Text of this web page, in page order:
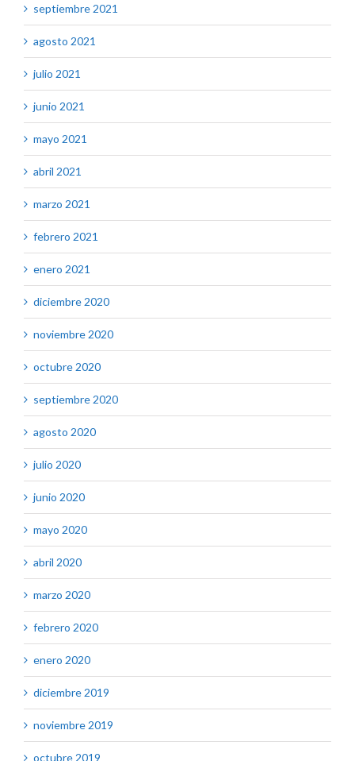
septiembre 2021
agosto 2021
julio 2021
junio 2021
mayo 2021
abril 2021
marzo 2021
febrero 2021
enero 2021
diciembre 2020
noviembre 2020
octubre 2020
septiembre 2020
agosto 2020
julio 2020
junio 2020
mayo 2020
abril 2020
marzo 2020
febrero 2020
enero 2020
diciembre 2019
noviembre 2019
octubre 2019